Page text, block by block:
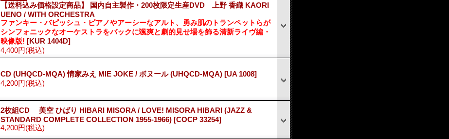
【送料込み価格設定商品】 国内自主製作・200枚限定生産DVD 上野 香織 KAORI
UENO / WITH ORCHESTRA
ファンキー・バピッシュ・ピアノやアーシーなアルト、勇み肌のトランペットらが
シンフォニックなオーケストラをバックに颯爽と劇的見せ場を飾る清新ライヴ編・
映像版! [KUR 1404D]
4,400円(税込)
CD (UHQCD-MQA) 情家みえ MIE JOKE / ボヌール (UHQCD-MQA) [UA 1008]
4,200円(税込)
2枚組CD 美空 ひばり HIBARI MISORA / LOVE! MISORA HIBARI (JAZZ &
STANDARD COMPLETE COLLECTION 1955-1966) [COCP 33254]
4,200円(税込)